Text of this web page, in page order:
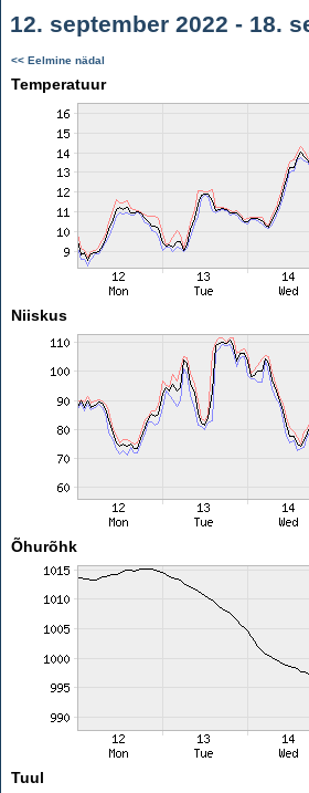
12. september 2022 - 18.
<< Eelmine nädal
Temperatuur
Niiskus
Õhurõhk
Tuul